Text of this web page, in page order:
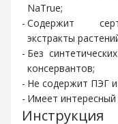
NaTrue;
Содержит
экстракты
Без
консервантов;
Не содержит ПЭГ и
Имеет